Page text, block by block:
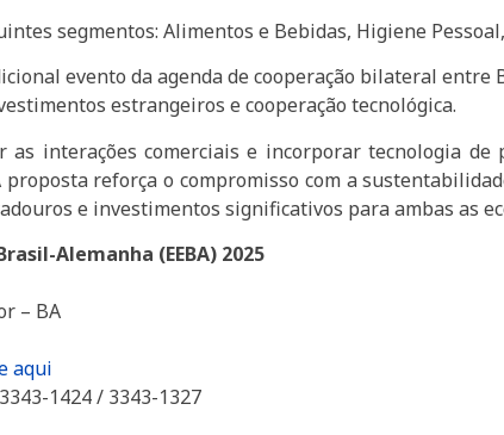
segmentos: Alimentos e Bebidas, Higiene
evento da agenda de cooperação bilateral
estrangeiros e cooperação tecnológica.
interações comerciais e incorporar tecnologia
reforça o compromisso com a
e investimentos significativos para ambas as
Alemanha (EEBA) 2025
– BA
aqui
1424 / 3343-1327